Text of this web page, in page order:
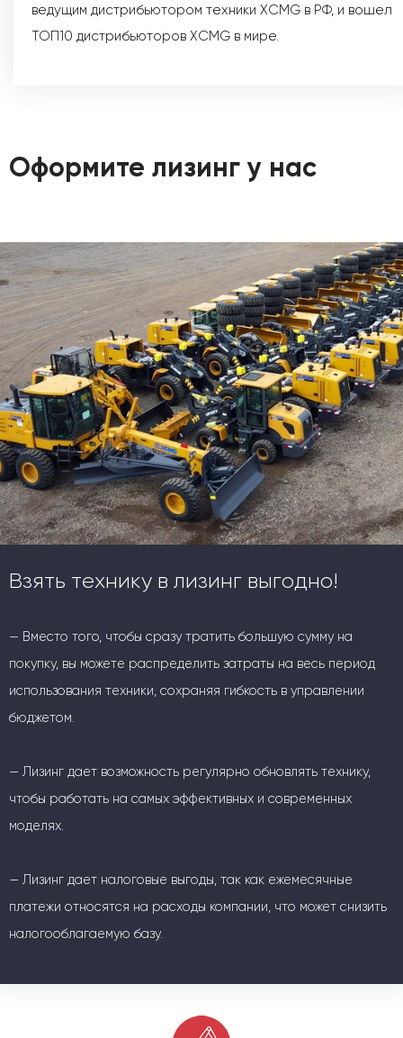
ведущим дистрибьютором техники XCMG в РФ, и вошел
ТОП10 дистрибьюторов XCMG в мире.
Оформите лизинг у нас
Взять технику в лизинг выгодно!
— Вместо того, чтобы сразу тратить большую сумму на
покупку, вы можете распределить затраты на весь период
использования техники, сохраняя гибкость в управлении
бюджетом.
— Лизинг дает возможность регулярно обновлять технику,
чтобы работать на самых эффективных и современных
моделях.
— Лизинг дает налоговые выгоды, так как ежемесячные
платежи относятся на расходы компании, что может снизить
налогооблагаемую базу.